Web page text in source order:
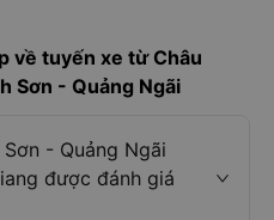
về tuyến xe từ Châu
Sơn - Quảng Ngãi
- Quảng Ngãi
được đánh giá